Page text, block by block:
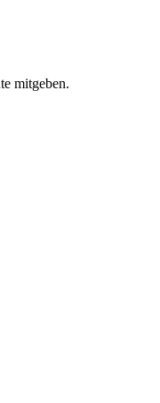
mitgeben.